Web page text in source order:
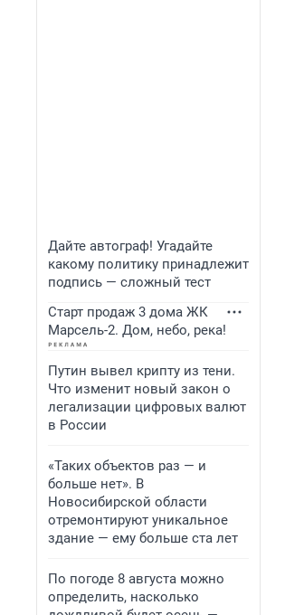
Дайте автограф! Угадайте
какому политику принадлежит
подпись — сложный тест
Старт продаж 3 дома ЖК
Марсель-2. Дом, небо, река!
Путин вывел крипту из тени.
Что изменит новый закон о
легализации цифровых валют
в России
«Таких объектов раз — и
больше нет». В
Новосибирской области
отремонтируют уникальное
здание — ему больше ста лет
По погоде 8 августа можно
определить, насколько